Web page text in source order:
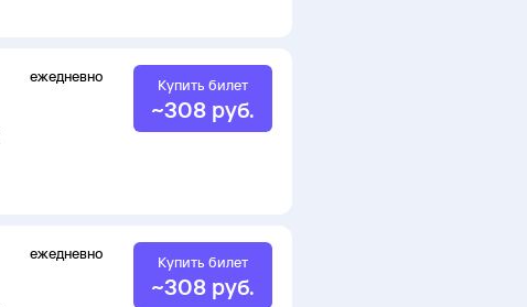
ежедневно Купить билет
~308 руб.
ежедневно Купить билет
~308 руб.